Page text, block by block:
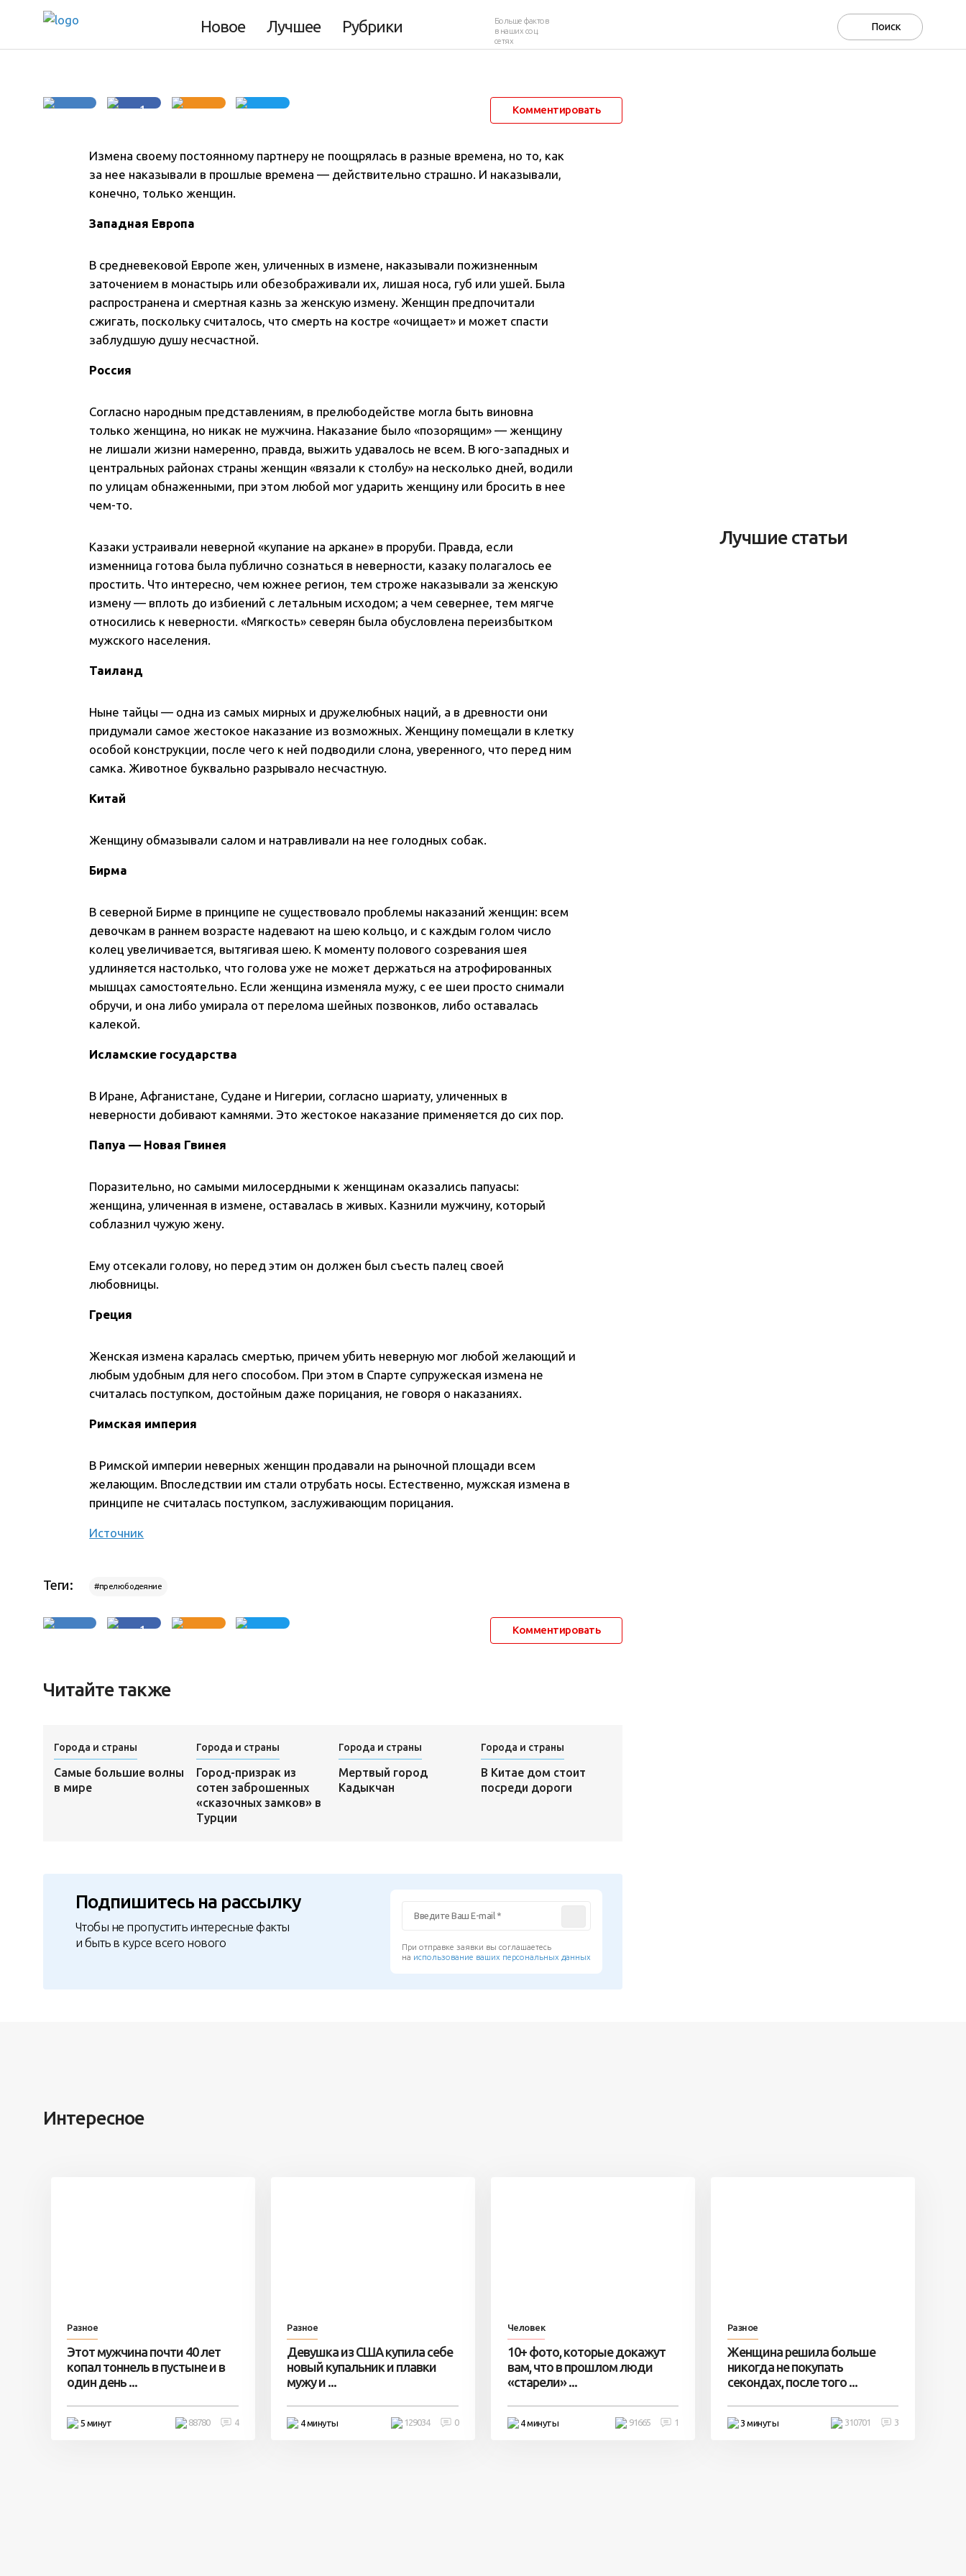
Новое Лучшее Рубрики
Больше фактов
в наших соц.
сетях
1 Комментировать
Измена своему постоянному партнеру не поощрялась в разные времена, но то, как
за нее наказывали в прошлые времена — действительно страшно. И наказывали,
конечно, только женщин.
Западная Европа
В средневековой Европе жен, уличенных в измене, наказывали пожизненным
заточением в монастырь или обезображивали их, лишая носа, губ или ушей. Была
распространена и смертная казнь за женскую измену. Женщин предпочитали
сжигать, поскольку считалось, что смерть на костре «очищает» и может спасти
заблудшую душу несчастной.
Россия
Согласно народным представлениям, в прелюбодействе могла быть виновна
только женщина, но никак не мужчина. Наказание было «позорящим» — женщину
не лишали жизни намеренно, правда, выжить удавалось не всем. В юго-западных и
центральных районах страны женщин «вязали к столбу» на несколько дней, водили
по улицам обнаженными, при этом любой мог ударить женщину или бросить в нее
чем-то.
Казаки устраивали неверной «купание на аркане» в проруби. Правда, если
изменница готова была публично сознаться в неверности, казаку полагалось ее
простить. Что интересно, чем южнее регион, тем строже наказывали за женскую
измену — вплоть до избиений с летальным исходом; а чем севернее, тем мягче
относились к неверности. «Мягкость» северян была обусловлена переизбытком
мужского населения.
Таиланд
Ныне тайцы — одна из самых мирных и дружелюбных наций, а в древности они
придумали самое жестокое наказание из возможных. Женщину помещали в клетку
особой конструкции, после чего к ней подводили слона, уверенного, что перед ним
самка. Животное буквально разрывало несчастную.
Китай
Женщину обмазывали салом и натравливали на нее голодных собак.
Бирма
В северной Бирме в принципе не существовало проблемы наказаний женщин: всем
девочкам в раннем возрасте надевают на шею кольцо, и с каждым голом число
колец увеличивается, вытягивая шею. К моменту полового созревания шея
удлиняется настолько, что голова уже не может держаться на атрофированных
мышцах самостоятельно. Если женщина изменяла мужу, с ее шеи просто снимали
обручи, и она либо умирала от перелома шейных позвонков, либо оставалась
калекой.
Исламские государства
В Иране, Афганистане, Судане и Нигерии, согласно шариату, уличенных в
неверности добивают камнями. Это жестокое наказание применяется до сих пор.
Папуа — Новая Гвинея
Поразительно, но самыми милосердными к женщинам оказались папуасы:
женщина, уличенная в измене, оставалась в живых. Казнили мужчину, который
соблазнил чужую жену.
Ему отсекали голову, но перед этим он должен был съесть палец своей
любовницы.
Греция
Женская измена каралась смертью, причем убить неверную мог любой желающий и
любым удобным для него способом. При этом в Спарте супружеская измена не
считалась поступком, достойным даже порицания, не говоря о наказаниях.
Римская империя
В Римской империи неверных женщин продавали на рыночной площади всем
желающим. Впоследствии им стали отрубать носы. Естественно, мужская измена в
принципе не считалась поступком, заслуживающим порицания.
Источник
Теги: #прелюбодеяние
1 Комментировать
Читайте также
Города и страны
Самые большие волны
в мире
Города и страны
Город-призрак из
сотен заброшенных
«сказочных замков» в
Турции
Города и страны
Мертвый город
Кадыкчан
Города и страны
В Китае дом стоит
посреди дороги
Подпишитесь на рассылку
Чтобы не пропустить интересные факты
и быть в курсе всего нового
При отправке заявки вы соглашаетесь
на использование ваших персональных данных
Лучшие статьи
Интересное
Разное
Этот мужчина почти 40 лет
копал тоннель в пустыне и в
один день ...
5 минут 4
88780
Разное
Девушка из США купила себе
новый купальник и плавки
мужу и ...
4 минуты 0
129034
Человек
10+ фото, которые докажут
вам, что в прошлом люди
«старели» ...
4 минуты 1
91665
Разное
Женщина решила больше
никогда не покупать
секондах, после того ...
3 минуты 3
310701